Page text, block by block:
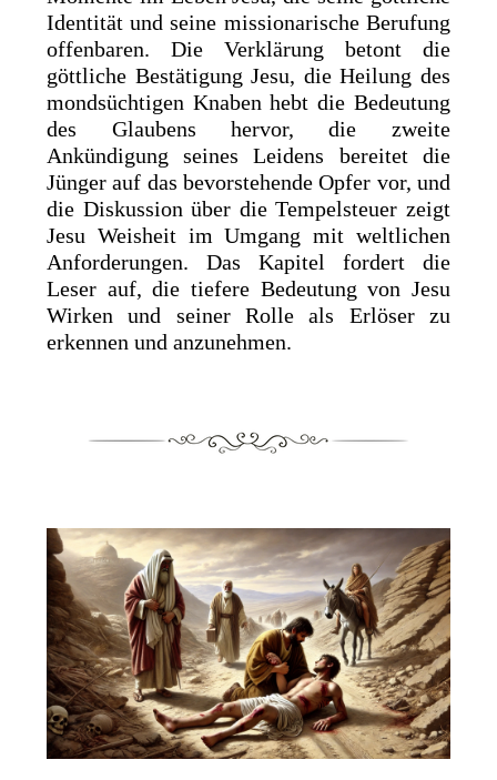
Identität und seine missionarische Berufung
offenbaren. Die Verklärung betont die
göttliche Bestätigung Jesu, die Heilung des
mondsüchtigen Knaben hebt die Bedeutung
des Glaubens hervor, die zweite
Ankündigung seines Leidens bereitet die
Jünger auf das bevorstehende Opfer vor, und
die Diskussion über die Tempelsteuer zeigt
Jesu Weisheit im Umgang mit weltlichen
Anforderungen. Das Kapitel fordert die
Leser auf, die tiefere Bedeutung von Jesu
Wirken und seiner Rolle als Erlöser zu
erkennen und anzunehmen.